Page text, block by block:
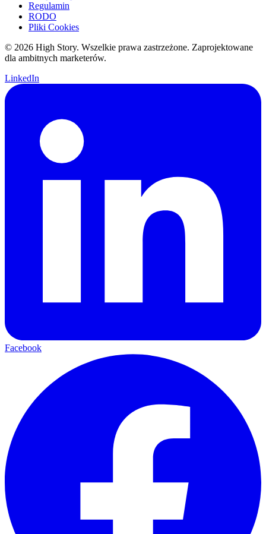
Regulamin
RODO
Pliki Cookies
© 2026 High Story. Wszelkie prawa zastrzeżone. Zaprojektowane
dla ambitnych marketerów.
LinkedIn
Facebook